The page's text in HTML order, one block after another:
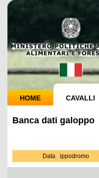
HOME CAVALLI
Banca dati galoppo
Data ippodromo